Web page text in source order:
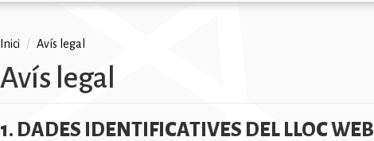
Fil
d'ariadna
Inici / Avís legal
Avís legal
1. DADES IDENTIFICATIVES DEL LLOC WEB